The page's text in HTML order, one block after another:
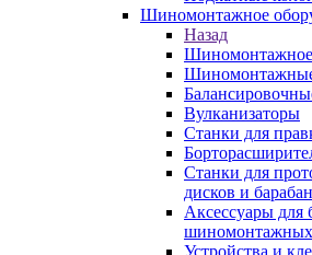
Шиномонтажное
Назад
Шиномонтажное
Вулканизаторы
Станки для
Станки для
дисков и
Аксессуары для
шиномонтажных
Устройства и